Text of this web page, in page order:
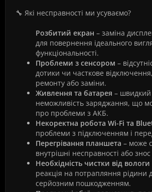
🔧 Які несправності ми усуваємо?
Розбитий екран – заміна
для повернення ідеального
функціональності.
Проблеми з сенсором –
дотики чи часткове
ремонту або заміни.
Живлення та батарея – швидкий
неможливість заряджання, що
про проблеми з АКБ.
Некоректна робота Wi-Fi та
проблеми з підключенням і
Перегрівання планшета – може
внутрішні несправності або
Необхідність чистки від вологи
реакція на потрапляння рідини
серйозним пошкодженням.